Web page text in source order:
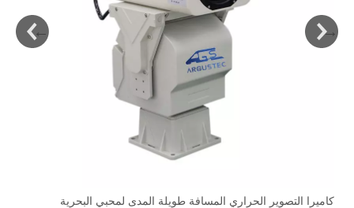
كاميرا التصوير الحراري المسافة طويلة المدى لمحبي البحرية